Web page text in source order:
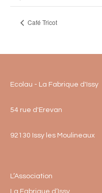
Café Tricot
Ecolau - La Fabrique d'Issy
54 rue d'Erevan
92130 Issy les Moulineaux
L’Association
La Fabrique d’Issy